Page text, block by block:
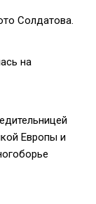
Солдатова.
на
Европы и